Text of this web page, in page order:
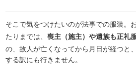
そこで気をつけたいのが法事での服装。
たりまでは、喪主（施主）や遺族も正礼
の、故人が亡くなってから月日が経つと
する訳にも行きません。